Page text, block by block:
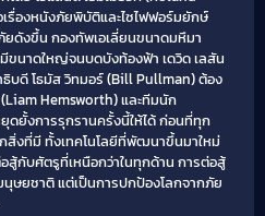
รื่องหนังภัยพิบัติและไซไฟฟอร์มยักษ์
ดังขึ้น กองทัพเอเลี่ยนขนาดมหึมา
ขนาดใหญ่จนบดบังท้องฟ้า เดวิด เลสัน
บดี โธมัส วิทมอร์ (Bill Pullman) ต้อง
Hemsworth) และทีมนัก
ดยั้งการรุกรานครั้งนี้ให้ได้ ก่อนที่ทุก
สิ่งที่มี ทั้งเทคโนโลยีที่พัฒนาขึ้นมาใหม่
กับศัตรูที่เหนือกว่าในทุกด้าน การต่อสู้
ษยชาติ แต่เป็นการปกป้องโลกจากภัย